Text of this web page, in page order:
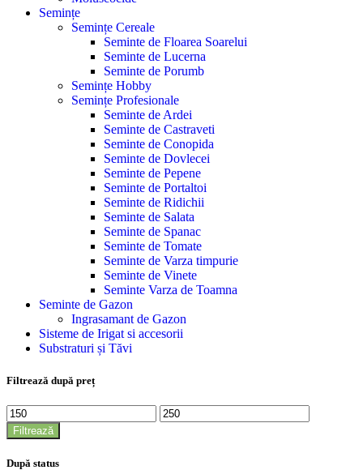
Semințe
Semințe Cereale
Seminte de Floarea Soarelui
Seminte de Lucerna
Seminte de Porumb
Semințe Hobby
Semințe Profesionale
Seminte de Ardei
Seminte de Castraveti
Seminte de Conopida
Seminte de Dovlecei
Seminte de Pepene
Seminte de Portaltoi
Seminte de Ridichii
Seminte de Salata
Seminte de Spanac
Seminte de Tomate
Seminte de Varza timpurie
Seminte de Vinete
Seminte Varza de Toamna
Seminte de Gazon
Ingrasamant de Gazon
Sisteme de Irigat si accesorii
Substraturi și Tăvi
Filtrează după preț
Filtrează
După status